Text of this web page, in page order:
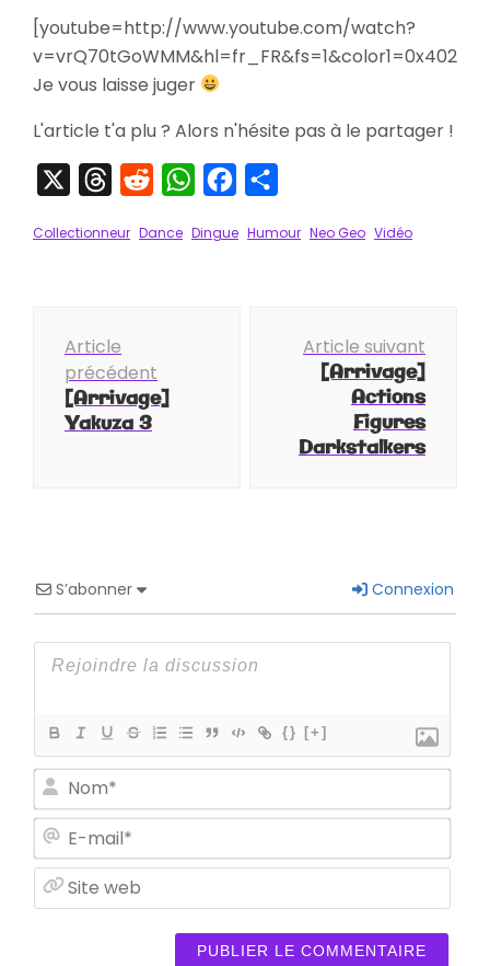
[youtube=http://www.youtube.com/watch?
Je vous laisse juger
L'article t'a plu ? Alors n'hésite pas à le partager !
ThreadsRedditWhatsAppFacebook
Collectionneur Dance Dingue Humour Neo Geo Vidéo
d'article
Article
précédent
[Arrivage]
Yakuza 3
Article suivant
[Arrivage]
Actions
Figures
Darkstalkers
S’abonner Connexion
{} [+]
web